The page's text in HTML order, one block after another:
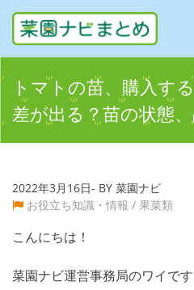
トマトの苗、購入す
差が出る？苗の状態
2022年3月16日- BY 菜園ナビ
お役立ち知識・情報 / 果菜類
こんにちは！
菜園ナビ運営事務局のワイです